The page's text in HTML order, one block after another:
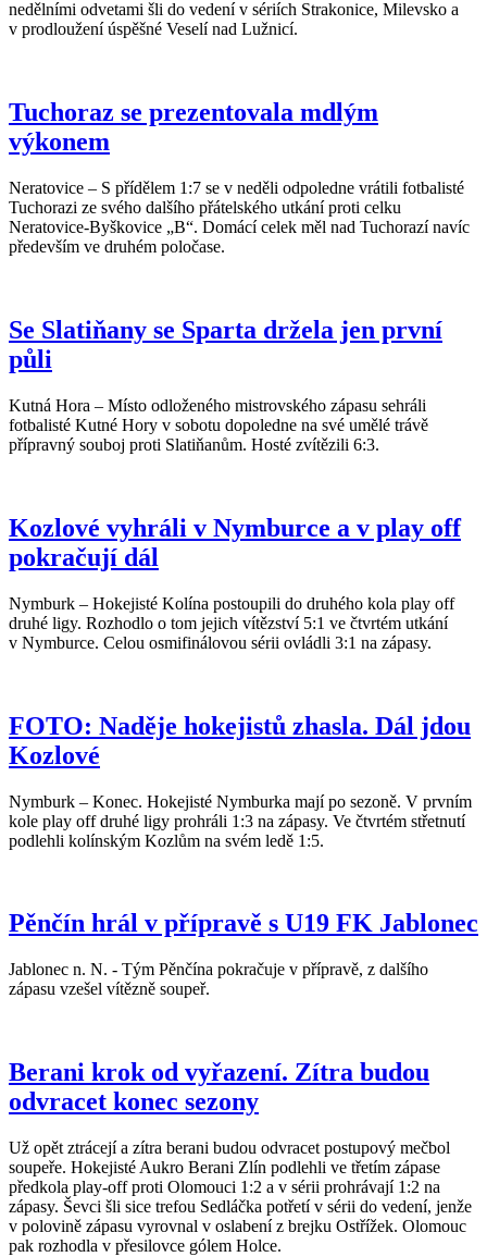
nedělními odvetami šli do vedení v sériích Strakonice, Milevsko a
v prodloužení úspěšné Veselí nad Lužnicí.
Tuchoraz se prezentovala mdlým
výkonem
Neratovice – S přídělem 1:7 se v neděli odpoledne vrátili fotbalisté
Tuchorazi ze svého dalšího přátelského utkání proti celku
Neratovice-Byškovice „B“. Domácí celek měl nad Tuchorazí navíc
především ve druhém poločase.
Se Slatiňany se Sparta držela jen první
půli
Kutná Hora – Místo odloženého mistrovského zápasu sehráli
fotbalisté Kutné Hory v sobotu dopoledne na své umělé trávě
přípravný souboj proti Slatiňanům. Hosté zvítězili 6:3.
Kozlové vyhráli v Nymburce a v play off
pokračují dál
Nymburk – Hokejisté Kolína postoupili do druhého kola play off
druhé ligy. Rozhodlo o tom jejich vítězství 5:1 ve čtvrtém utkání
v Nymburce. Celou osmifinálovou sérii ovládli 3:1 na zápasy.
FOTO: Naděje hokejistů zhasla. Dál jdou
Kozlové
Nymburk – Konec. Hokejisté Nymburka mají po sezoně. V prvním
kole play off druhé ligy prohráli 1:3 na zápasy. Ve čtvrtém střetnutí
podlehli kolínským Kozlům na svém ledě 1:5.
Pěnčín hrál v přípravě s U19 FK Jablonec
Jablonec n. N. - Tým Pěnčína pokračuje v přípravě, z dalšího
zápasu vzešel vítězně soupeř.
Berani krok od vyřazení. Zítra budou
odvracet konec sezony
Už opět ztrácejí a zítra berani budou odvracet postupový mečbol
soupeře. Hokejisté Aukro Berani Zlín podlehli ve třetím zápase
předkola play-off proti Olomouci 1:2 a v sérii prohrávají 1:2 na
zápasy. Ševci šli sice trefou Sedláčka potřetí v sérii do vedení, jenže
v polovině zápasu vyrovnal v oslabení z brejku Ostřížek. Olomouc
pak rozhodla v přesilovce gólem Holce.